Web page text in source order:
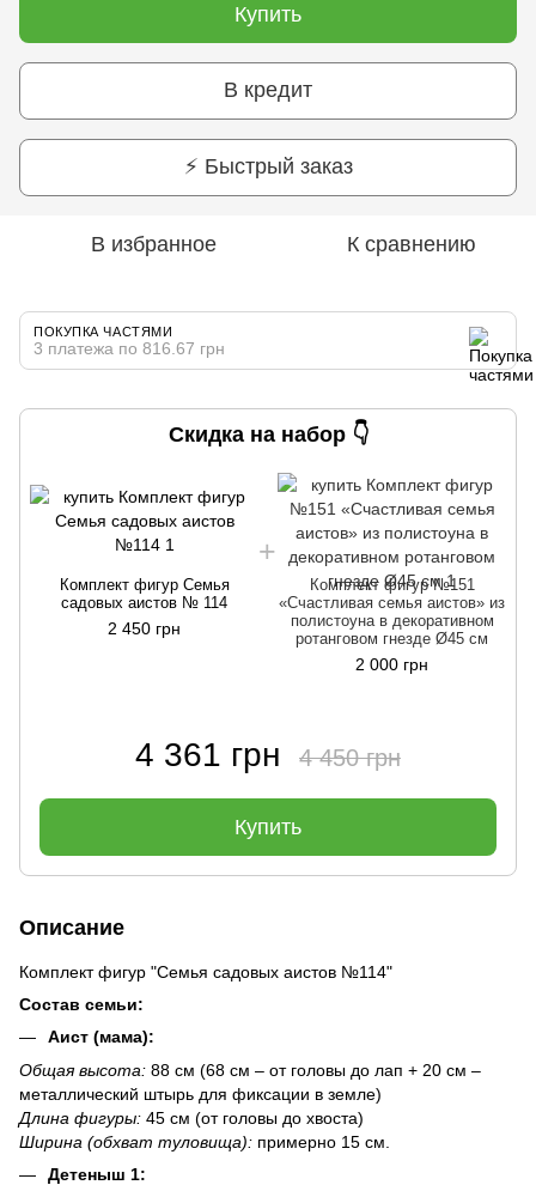
Купить
В кредит
⚡ Быстрый заказ
В избранное К сравнению
ПОКУПКА ЧАСТЯМИ
3 платежа по 816.67 грн
Скидка на набор 👇
Комплект фигур Семья
садовых аистов № 114
2 450 грн
Комплект фигур №151
«Счастливая семья аистов» из
полистоуна в декоративном
ротанговом гнезде Ø45 см
2 000 грн
4 361 грн 4 450 грн
Купить
Описание
Комплект фигур "Семья садовых аистов №114"
Состав семьи:
Аист (мама):
Общая высота: 88 см (68 см – от головы до лап + 20 см –
металлический штырь для фиксации в земле)
Длина фигуры: 45 см (от головы до хвоста)
Ширина (обхват туловища): примерно 15 см.
Детеныш 1: